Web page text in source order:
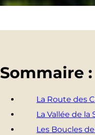
Sommaire :
La Route des
La Vallée de
Les Boucles